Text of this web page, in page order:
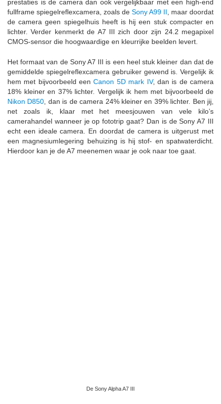
prestaties is de camera dan ook vergelijkbaar met een high-end
fullframe spiegelreflexcamera, zoals de Sony A99 II, maar doordat
de camera geen spiegelhuis heeft is hij een stuk compacter en
lichter. Verder kenmerkt de A7 III zich door zijn 24.2 megapixel
CMOS-sensor die hoogwaardige en kleurrijke beelden levert.
Het formaat van de Sony A7 III is een heel stuk kleiner dan dat de
gemiddelde spiegelreflexcamera gebruiker gewend is. Vergelijk ik
hem met bijvoorbeeld eenCanon 5D mark IV, dan is de camera
18% kleiner en 37% lichter. Vergelijk ik hem met bijvoorbeeld de
Nikon D850, dan is de camera 24% kleiner en 39% lichter. Ben jij,
net zoals ik, klaar met het meesjouwen van vele kilo’s
camerahandel wanneer je op fototrip gaat? Dan is de Sony A7 III
echt een ideale camera. En doordat de camera is uitgerust met
een magnesiumlegering behuizing is hij stof- en spatwaterdicht.
Hierdoor kan je de A7 meenemen waar je ook naar toe gaat.
De Sony Alpha A7 III